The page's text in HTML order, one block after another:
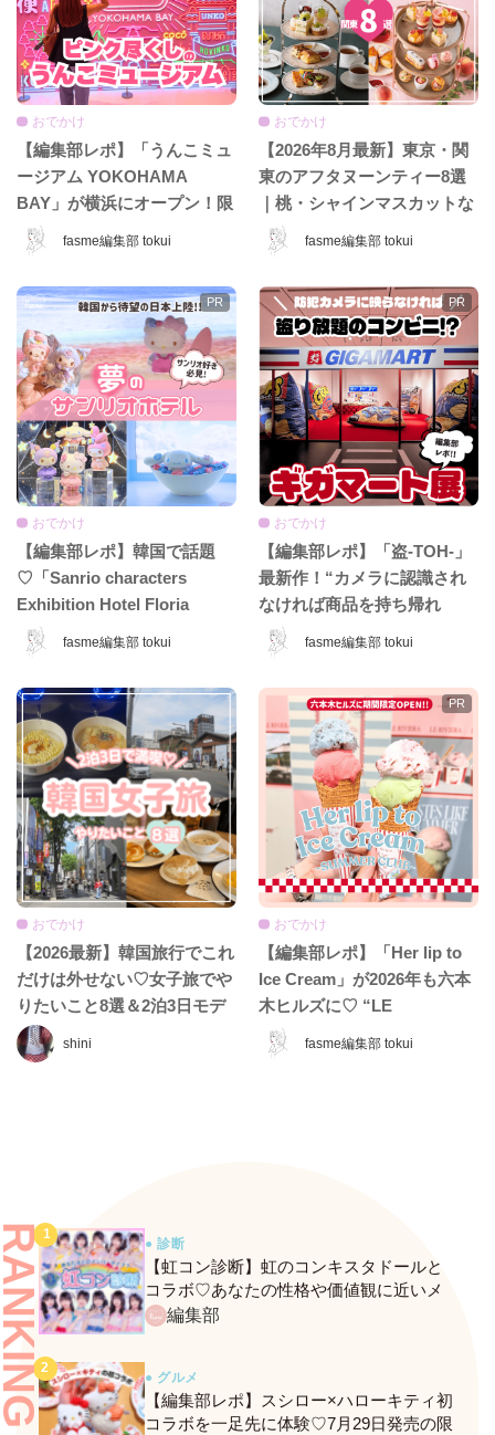
fasme編集部 tokui
おでかけ
【編集部レポ】「うんこミュ
ージアム YOKOHAMA
BAY」が横浜にオープン！限
定コンテンツ＆グッズをひと
足先に体験♡
fasme編集部 tokui
おでかけ
【2026年8月最新】東京・関
東のアフタヌーンティー8選
｜桃・シャインマスカットな
ど夏限定ホテル＆カフェ特
集！
fasme編集部 tokui
おでかけ
【編集部レポ】韓国で話題
♡「Sanrio characters
Exhibition Hotel Floria
Tokyo」が日本上陸♡ 夢みた
いなホテル空間＆限定グッズ
をレポ！
fasme編集部 tokui
おでかけ
【編集部レポ】「盗-TOH-」
最新作！“カメラに認識され
なければ商品を持ち帰れ
る”『ギガマート展』に行っ
てきた♡
shini
おでかけ
【2026最新】韓国旅行でこれ
だけは外せない♡女子旅でや
りたいこと8選＆2泊3日モデ
ルコース
fasme編集部 tokui
おでかけ
【編集部レポ】「Her lip to
Ice Cream」が2026年も六本
木ヒルズに♡ “LE
RIVIERA”がテーマの夏限定
ショップをレポ！
● 診断
【虹コン診断】虹のコンキスタドールと
コラボ♡あなたの性格や価値観に近いメ
ンバーがわかる、fasmeの新診断がスター
編集部
● グルメ
【編集部レポ】スシロー×ハローキティ初
コラボを一足先に体験♡7月29日発売の限